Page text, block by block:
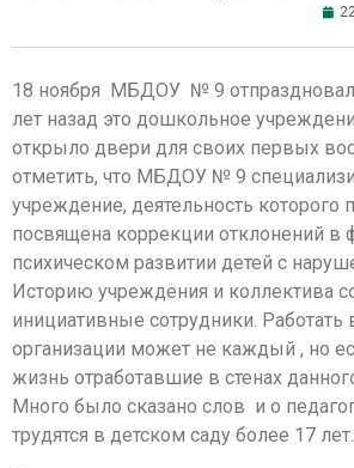
18 ноября МБДОУ № 9
лет назад это дошкольное
открыло двери для своих первых
отметить, что МБДОУ № 9
учреждение, деятельность которого
посвящена коррекции отклонений в
психическом развитии детей с
Историю учреждения и коллектива
инициативные сотрудники. Работать
организации может не каждый , но
жизнь отработавшие в стенах
Много было сказано слов и о
трудятся в детском саду более 17 лет.